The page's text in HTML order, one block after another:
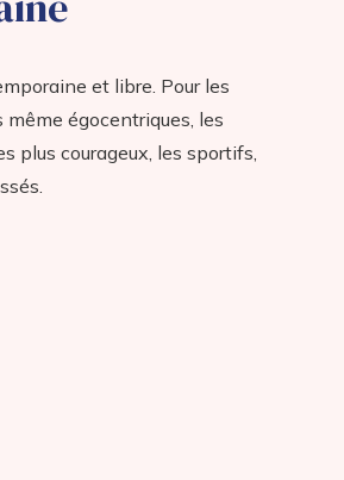
et libre. Pour les
égocentriques, les
plus courageux, les sportifs,